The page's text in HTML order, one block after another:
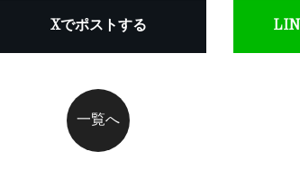
Xでポストする
一覧へ